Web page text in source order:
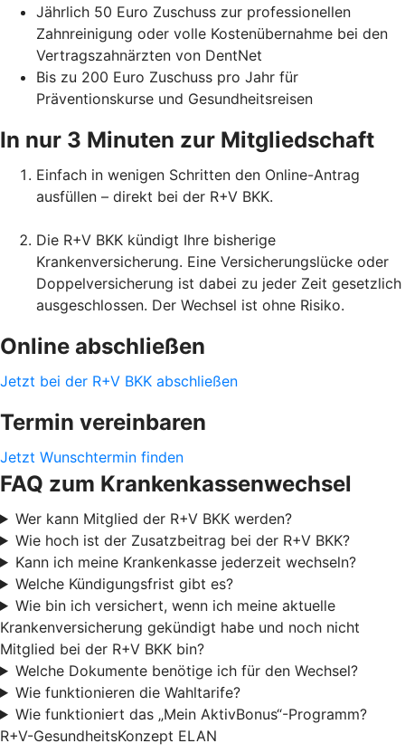
Jährlich 50 Euro Zuschuss zur professionellen
Zahnreinigung oder volle Kostenübernahme bei den
Vertragszahnärzten von DentNet
Bis zu 200 Euro Zuschuss pro Jahr für
Präventionskurse und Gesundheitsreisen
In nur 3 Minuten zur Mitgliedschaft
Einfach in wenigen Schritten den Online-Antrag
ausfüllen – direkt bei der R+V BKK.
Die R+V BKK kündigt Ihre bisherige
Krankenversicherung. Eine Versicherungslücke oder
Doppelversicherung ist dabei zu jeder Zeit gesetzlich
ausgeschlossen. Der Wechsel ist ohne Risiko.
Online abschließen
Jetzt bei der R+V BKK abschließen
Termin vereinbaren
Jetzt Wunschtermin finden
FAQ zum Krankenkassenwechsel
Wer kann Mitglied der R+V BKK werden?
Wie hoch ist der Zusatzbeitrag bei der R+V BKK?
Kann ich meine Krankenkasse jederzeit wechseln?
Welche Kündigungsfrist gibt es?
Wie bin ich versichert, wenn ich meine aktuelle
Krankenversicherung gekündigt habe und noch nicht
Mitglied bei der R+V BKK bin?
Welche Dokumente benötige ich für den Wechsel?
Wie funktionieren die Wahltarife?
Wie funktioniert das „Mein AktivBonus“-Programm?
R+V-GesundheitsKonzept ELAN